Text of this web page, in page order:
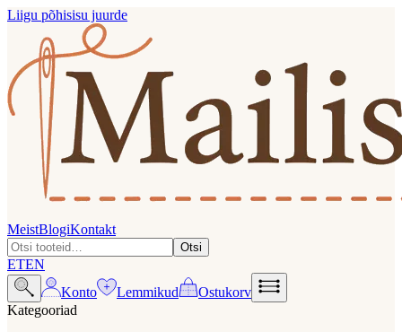
Liigu põhisisu juurde
MeistBlogiKontakt
Otsi
ETEN
Konto
Lemmikud
Ostukorv
Kategooriad